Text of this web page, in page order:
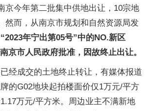
京今年第二批集中供地出让，10宗地
然而，从南京市规划和自然资源局发
“2023年宁出第05号”中的NO.新区
京市人民政府批准，因故终止出让。
经成交的土地终止转让，有媒体报道
的G02地块起拍楼面价仅1万元/平方
万元/平方米。周边业主不满新地